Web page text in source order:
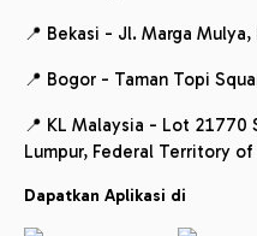
📍 Bekasi - Jl. Marga
📍 Bogor - Taman Topi
📍 KL Malaysia - Lot 21770
Lumpur, Federal Territory of
Dapatkan Aplikasi di